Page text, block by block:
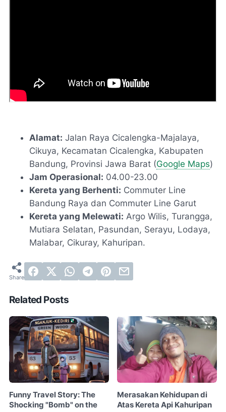
Alamat: Jalan Raya Cicalengka-Majalaya,
Cikuya, Kecamatan Cicalengka, Kabupaten
Bandung, Provinsi Jawa Barat (Google Maps)
Jam Operasional: 04.00-23.00
Kereta yang Berhenti: Commuter Line
Bandung Raya dan Commuter Line Garut
Kereta yang Melewati: Argo Wilis, Turangga,
Mutiara Selatan, Pasundan, Serayu, Lodaya,
Malabar, Cikuray, Kahuripan.
Related Posts
Funny Travel Story: The
Shocking "Bomb" on the
Merasakan Kehidupan di
Atas Kereta Api Kahuripan